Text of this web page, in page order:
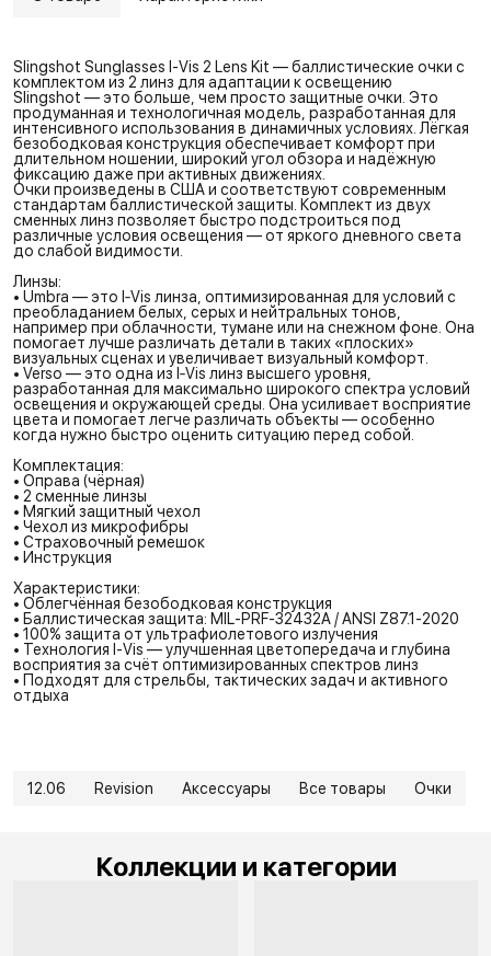
Slingshot Sunglasses I-Vis 2 Lens Kit — баллистические очки с
комплектом из 2 линз для адаптации к освещению
Slingshot — это больше, чем просто защитные очки. Это
продуманная и технологичная модель, разработанная для
интенсивного использования в динамичных условиях. Лёгкая
безободковая конструкция обеспечивает комфорт при
длительном ношении, широкий угол обзора и надёжную
фиксацию даже при активных движениях.
Очки произведены в США и соответствуют современным
стандартам баллистической защиты. Комплект из двух
сменных линз позволяет быстро подстроиться под
различные условия освещения — от яркого дневного света
до слабой видимости.
Линзы:
• Umbra — это I‑Vis линза, оптимизированная для условий с
преобладанием белых, серых и нейтральных тонов,
например при облачности, тумане или на снежном фоне. Она
помогает лучше различать детали в таких «плоских»
визуальных сценах и увеличивает визуальный комфорт.
• Verso — это одна из I‑Vis линз высшего уровня,
разработанная для максимально широкого спектра условий
освещения и окружающей среды. Она усиливает восприятие
цвета и помогает легче различать объекты — особенно
когда нужно быстро оценить ситуацию перед собой.
Комплектация:
• Оправа (чёрная)
• 2 сменные линзы
• Мягкий защитный чехол
• Чехол из микрофибры
• Страховочный ремешок
• Инструкция
Характеристики:
• Облегчённая безободковая конструкция
• Баллистическая защита: MIL-PRF-32432A / ANSI Z87.1-2020
• 100% защита от ультрафиолетового излучения
• Технология I-Vis — улучшенная цветопередача и глубина
восприятия за счёт оптимизированных спектров линз
• Подходят для стрельбы, тактических задач и активного
отдыха
12.06 Revision Аксессуары Все товары Очки
Коллекции и категории